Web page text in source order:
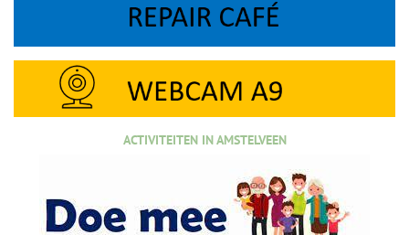
ACTIVITEITEN IN AMSTELVEEN